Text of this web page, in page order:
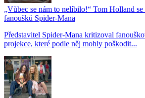
„Vůbec se nám to nelíbilo!“ Tom Holland se
fanoušků Spider-Mana
Představitel Spider-Mana kritizoval
projekce, které podle něj mohly poškodit...